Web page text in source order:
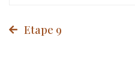
Post
Etape 9